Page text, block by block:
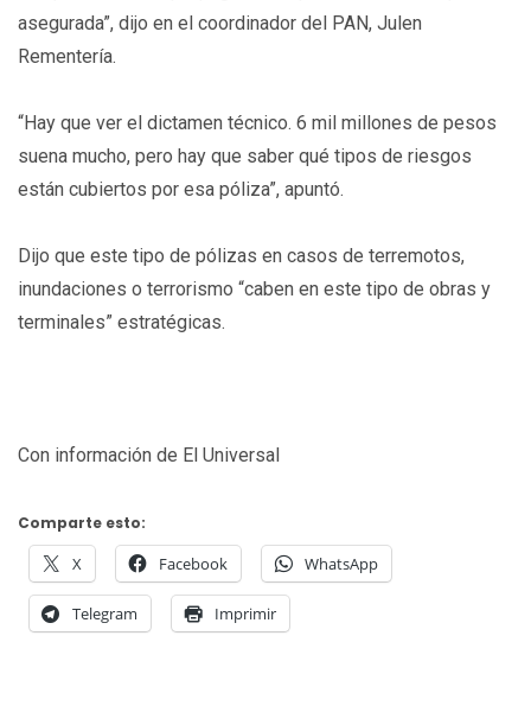
asegurada”, dijo en el coordinador del PAN, Julen
Rementería.
“Hay que ver el dictamen técnico. 6 mil millones de pesos
suena mucho, pero hay que saber qué tipos de riesgos
están cubiertos por esa póliza”, apuntó.
Dijo que este tipo de pólizas en casos de terremotos,
inundaciones o terrorismo “caben en este tipo de obras y
terminales” estratégicas.
Con información de El Universal
Comparte esto:
X Facebook WhatsApp
Telegram Imprimir